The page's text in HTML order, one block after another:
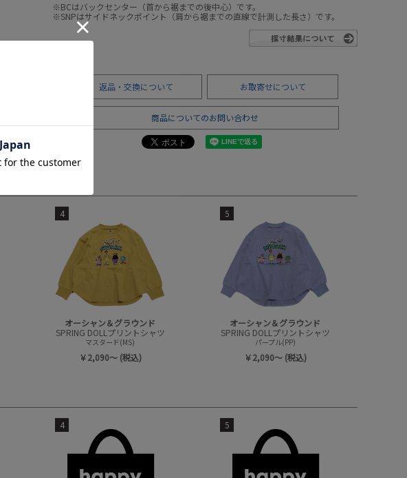
※BCはバックセンター（首から裾までの後中心）です。
※SNPはサイドネックポイント（肩から裾までの直線で計測した長さ）です。
返品・交換について お取寄せについて
商品についてのお問い合わせ
4
オーシャン＆グラウンド
SPRING DOLLプリントシャツ
マスタード(MS)
￥2,090～ (税込)
5
オーシャン＆グラウンド
SPRING DOLLプリントシャツ
パープル(PP)
￥2,090～ (税込)
4 5